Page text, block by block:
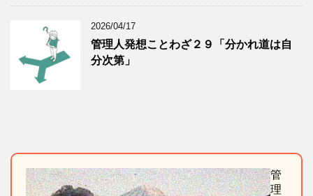
2026/04/17
管理人発想ことわざ２９「分かれ道は自
分次第」
管
理